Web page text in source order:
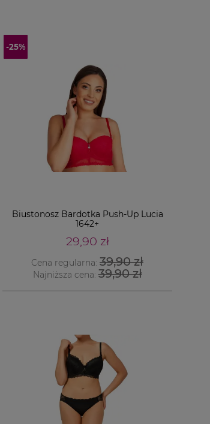
Biustonosz Bardotka Push-Up Lucia
1642+
29,90 zł
Cena regularna: 39,90 zł
Najniższa cena:39,90 zł